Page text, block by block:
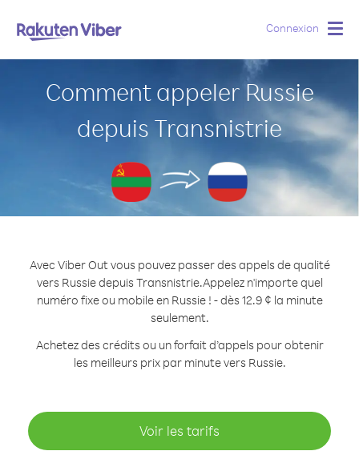
Connexion
Comment appeler Russie
depuis Transnistrie
Avec Viber Out vous pouvez passer des appels de qualité
vers Russie depuis Transnistrie.Appelez n'importe quel
numéro fixe ou mobile en Russie ! - dès 12.9 ¢ la minute
seulement.
Achetez des crédits ou un forfait d’appels pour obtenir
les meilleurs prix par minute vers Russie.
Voir les tarifs